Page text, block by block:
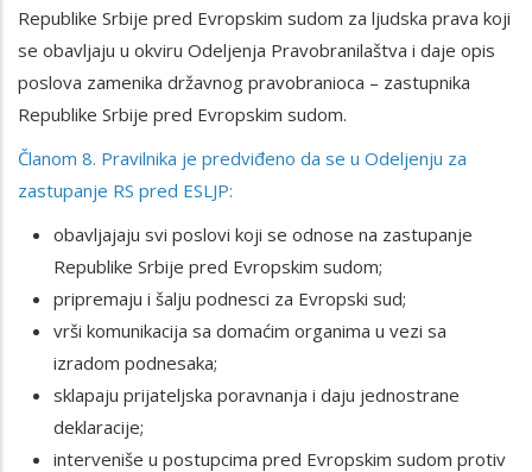
Republike Srbije pred Evropskim sudom za ljudska prava koji
se obavljaju u okviru Odeljenja Pravobranilaštva i daje opis
poslova zamenika državnog pravobranioca – zastupnika
Republike Srbije pred Evropskim sudom.
Članom 8. Pravilnika je predviđeno da se u Odeljenju za
zastupanje RS pred ESLJP:
obavljajaju svi poslovi koji se odnose na zastupanje
Republike Srbije pred Evropskim sudom;
pripremaju i šalju podnesci za Evropski sud;
vrši komunikacija sa domaćim organima u vezi sa
izradom podnesaka;
sklapaju prijateljska poravnanja i daju jednostrane
deklaracije;
interveniše u postupcima pred Evropskim sudom protiv